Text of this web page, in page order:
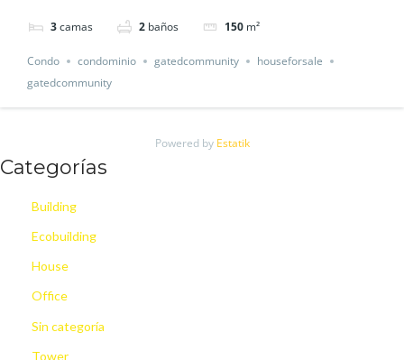
3camas 2 baños 150 m²
Condo condominio gatedcommunity
houseforsale
gatedcommunity
Powered by Estatik
Categorías
Building
Ecobuilding
House
Office
Sin categoría
Tower